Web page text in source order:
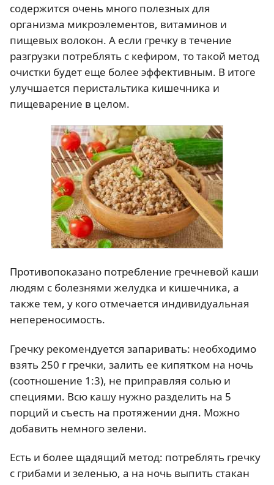
содержится очень много полезных для
организма микроэлементов, витаминов и
пищевых волокон. А если гречку в течение
разгрузки потреблять с кефиром, то такой метод
очистки будет еще более эффективным. В итоге
улучшается перистальтика кишечника и
пищеварение в целом.
Противопоказано потребление гречневой каши
людям с болезнями желудка и кишечника, а
также тем, у кого отмечается индивидуальная
непереносимость.
Гречку рекомендуется запаривать: необходимо
взять 250 г гречки, залить ее кипятком на ночь
(соотношение 1:3), не приправляя солью и
специями. Всю кашу нужно разделить на 5
порций и съесть на протяжении дня. Можно
добавить немного зелени.
Есть и более щадящий метод: потреблять гречку
с грибами и зеленью, а на ночь выпить стакан